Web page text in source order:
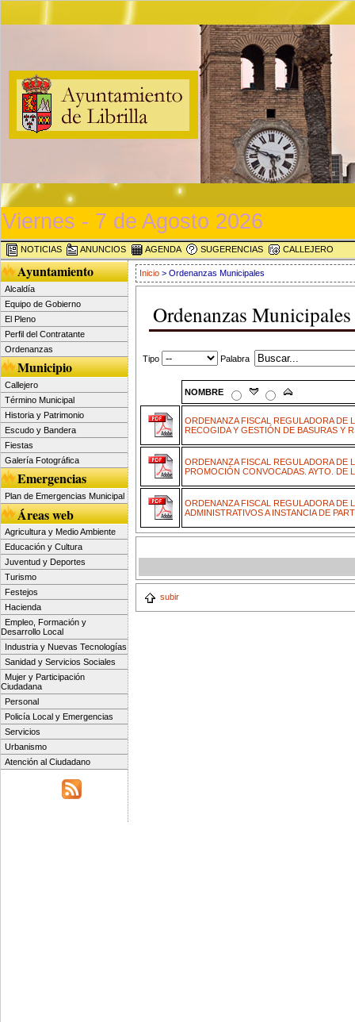
Viernes - 7 de Agosto 2026
NOTICIAS ANUNCIOS AGENDA SUGERENCIAS CALLEJERO
Ayuntamiento
Alcaldía
Equipo de Gobierno
El Pleno
Perfil del Contratante
Ordenanzas
Municipio
Callejero
Término Municipal
Historia y Patrimonio
Escudo y Bandera
Fiestas
Galería Fotográfica
Emergencias
Plan de Emergencias Municipal
Áreas web
Agricultura y Medio Ambiente
Educación y Cultura
Juventud y Deportes
Turismo
Festejos
Hacienda
Empleo, Formación y
Desarrollo Local
Industria y Nuevas Tecnologías
Sanidad y Servicios Sociales
Mujer y Participación
Ciudadana
Personal
Policía Local y Emergencias
Servicios
Urbanismo
Atención al Ciudadano
Inicio > Ordenanzas Municipales
Ordenanzas Municipales
Tipo Palabra
NOMBRE
ORDENANZA FISCAL REGULADORA DE
RECOGIDA Y GESTIÓN DE BASURAS Y
ORDENANZA FISCAL REGULADORA DE
PROMOCIÓN CONVOCADAS. AYTO. DE
ORDENANZA FISCAL REGULADORA DE
ADMINISTRATIVOS A INSTANCIA DE
subir